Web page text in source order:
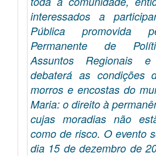
interessados a
Pública promovida
Permanente de
Assuntos Regionais
debaterá as condições
morros e encostas do
Maria: o direito à
cujas moradias não
como de risco. O evento
dia 15 de dezembro de